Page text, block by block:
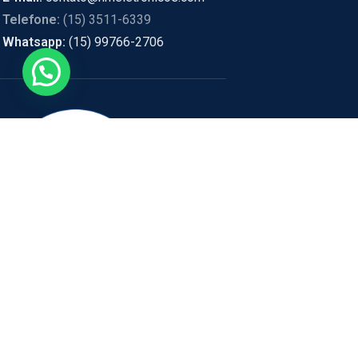
Telefone: (15) 3511-6339
Whatsapp: (15) 99766-2706